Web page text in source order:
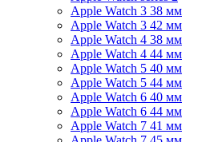
Apple Watch 3 38 мм
Apple Watch 3 42 мм
Apple Watch 4 38 мм
Apple Watch 4 44 мм
Apple Watch 5 40 мм
Apple Watch 5 44 мм
Apple Watch 6 40 мм
Apple Watch 6 44 мм
Apple Watch 7 41 мм